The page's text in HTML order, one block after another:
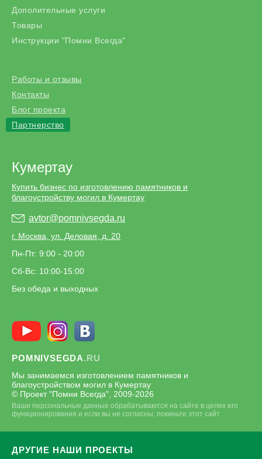
Дополительные услуги
Товары
Инструкции "Помни Всегда"
Работы и отзывы
Контакты
Блог проекта
Партнерство
Кумертау
Купить бизнес по изготовлению памятников и
благоустройству могил в Кумертау
avtor@pomnivsegda.ru
г. Москва, ул. Деловая, д. 20
Пн-Пт: 9:00 - 20:00
Сб-Вс: 10:00-15:00
Без обеда и выходных
POMNIVSEGDA.RU
Мы занимаемся изготовлением памятников и
благоустройством могил в Кумертау
© Проект "Помни Всегда", 2009-2026
Ваши персональные данные обрабатываются на сайте в целях его
функционирования и если вы не согласны, покиньте этот сайт
ДРУГИЕ НАШИ ПРОЕКТЫ